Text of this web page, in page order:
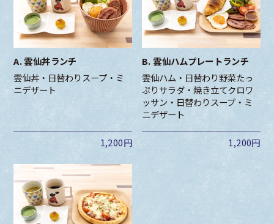
A. 雲仙丼ランチ
雲仙丼・日替わりスープ・ミ
ニデザート
1,200円
B. 雲仙ハムプレートランチ
雲仙ハム・日替わり野菜たっ
ぷりサラダ・焼き立てクロワ
ッサン・日替わりスープ・ミ
ニデザート
1,200円